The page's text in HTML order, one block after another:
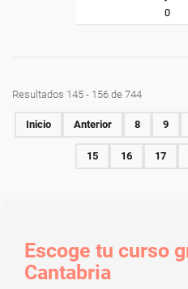
0
Resultados 145 - 156 de 744
Inicio Anterior 8 9
15 16 17
Escoge tu curso
Cantabria